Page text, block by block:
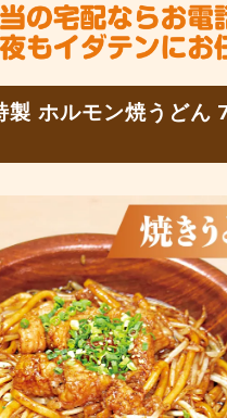
製 ホルモン焼うどん